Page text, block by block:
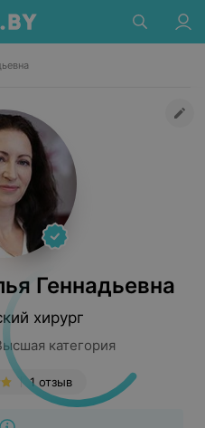
Геннадьевна
хирург
категория
1 отзыв